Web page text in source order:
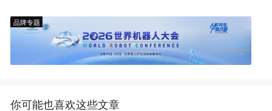
品牌专题
你可能也喜欢这些文章